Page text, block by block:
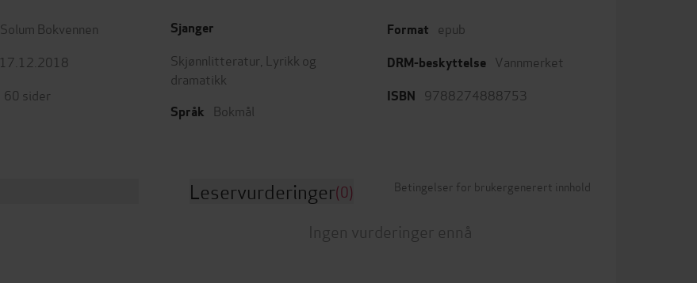
Solum Bokvennen
17.12.2018
60 sider
Sjanger
Skjønnlitteratur
Lyrikk og
dramatikk
Språk Bokmål
Format epub
DRM-beskyttelse Vannmerket
ISBN 9788274888753
Leservurderinger(0) Betingelser for brukergenerert innhold
Ingen vurderinger ennå